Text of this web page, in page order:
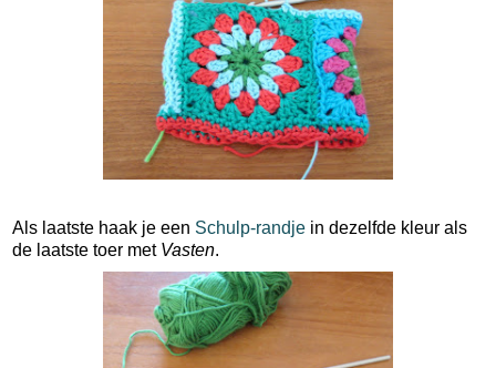
Als laatste haak je een Schulp-randje in dezelfde kleur als
de laatste toer met Vasten.